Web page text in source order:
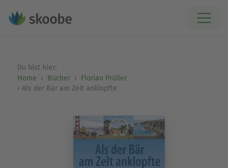
Du bist hier:
Home
Bücher
Florian Prüller
Als der Bär am Zelt anklopfte